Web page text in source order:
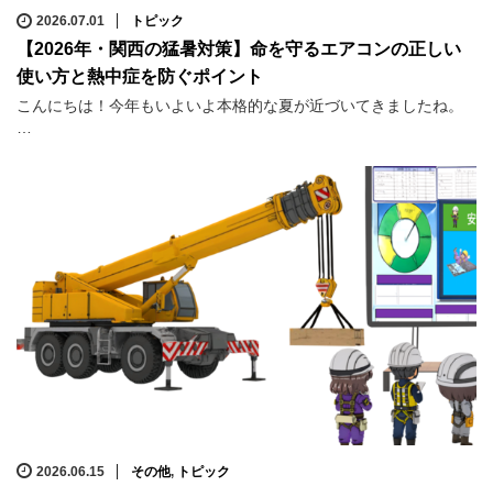
2026.07.01 トピック
【2026年・関西の猛暑対策】命を守るエアコンの正しい
使い方と熱中症を防ぐポイント
こんにちは！今年もいよいよ本格的な夏が近づいてきましたね。
…
2026.06.15 その他, トピック